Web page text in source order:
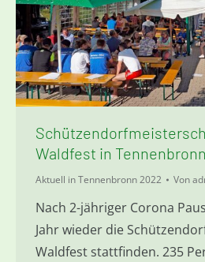
Waldfest in
Aktuell in Tennenbronn 2022 Von
Nach 2-jähriger Corona
Jahr wieder die
Waldfest stattfinden. 235